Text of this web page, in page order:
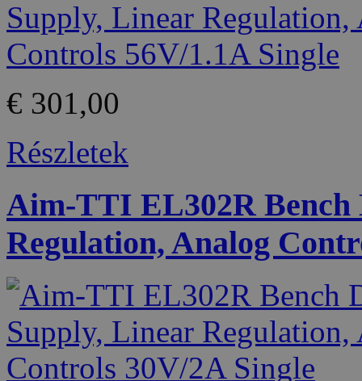
€ 301,00
Részletek
Aim-TTI EL302R Bench
Regulation, Analog